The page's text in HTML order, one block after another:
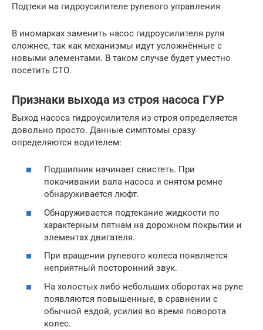
Подтеки на гидроусилителе рулевого управления
В иномарках заменить насос гидроусилителя руля
сложнее, так как механизмы идут усложнённые с
новыми элементами. В таком случае будет уместно
посетить СТО.
Признаки выхода из строя насоса ГУР
Выход насоса гидроусилителя из строя определяется
довольно просто. Данные симптомы сразу
определяются водителем:
Подшипник начинает свистеть. При
покачивании вала насоса и снятом ремне
обнаруживается люфт.
Обнаруживается подтекание жидкости по
характерным пятнам на дорожном покрытии и
элементах двигателя.
При вращении рулевого колеса появляется
неприятный посторонний звук.
На холостых либо небольших оборотах на руле
появляются повышенные, в сравнении с
обычной ездой, усилия во время поворота
колес.